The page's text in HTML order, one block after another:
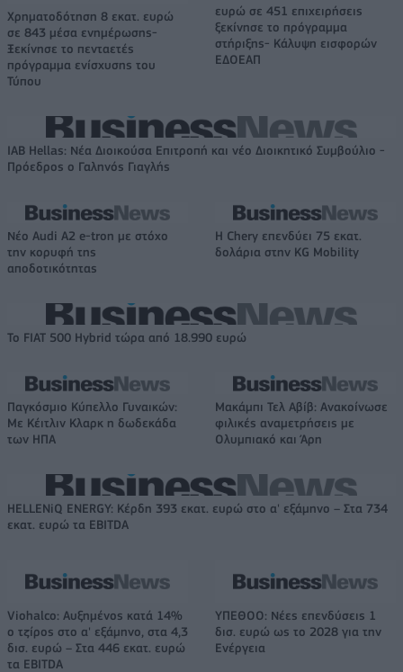
Χρηματοδότηση 8 εκατ. ευρώ
σε 843 μέσα ενημέρωσης-
Ξεκίνησε το πενταετές
πρόγραμμα ενίσχυσης του
Τύπου
ευρώ σε 451 επιχειρήσεις
ξεκίνησε το πρόγραμμα
στήριξης- Κάλυψη εισφορών
ΕΔΟΕΑΠ
IAB Hellas: Νέα Διοικούσα Επιτροπή και νέο Διοικητικό Συμβούλιο -
Πρόεδρος ο Γαληνός Γιαγλής
Νέο Audi A2 e-tron με στόχο
την κορυφή της
αποδοτικότητας
Η Chery επενδύει 75 εκατ.
δολάρια στην KG Mobility
Το FIAT 500 Hybrid τώρα από 18.990 ευρώ
Παγκόσμιο Κύπελλο Γυναικών:
Με Κέιτλιν Κλαρκ η δωδεκάδα
των ΗΠΑ
Μακάμπι Τελ Αβίβ: Ανακοίνωσε
φιλικές αναμετρήσεις με
Ολυμπιακό και Άρη
HELLENiQ ENERGY: Κέρδη 393 εκατ. ευρώ στο α' εξάμηνο – Στα 734
εκατ. ευρώ τα EBITDA
Viohalco: Αυξημένος κατά 14%
ο τζίρος στο α' εξάμηνο, στα 4,3
δισ. ευρώ – Στα 446 εκατ. ευρώ
τα EBITDA
ΥΠΕΘΟΟ: Νέες επενδύσεις 1
δισ. ευρώ ως το 2028 για την
Ενέργεια